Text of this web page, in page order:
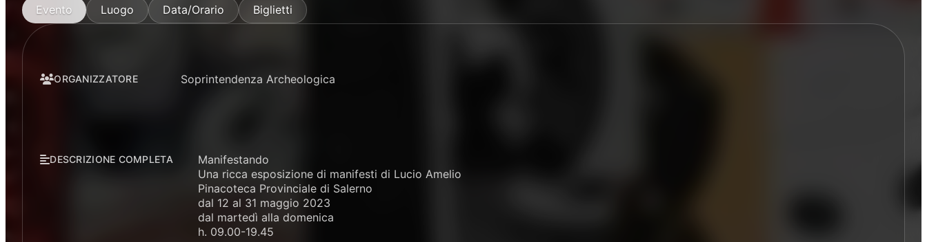
Evento Luogo Data/Orario Biglietti
ORGANIZZATORE Soprintendenza Archeologica
DESCRIZIONE COMPLETA
Manifestando
Una ricca esposizione di manifesti di Lucio Amelio
Pinacoteca Provinciale di Salerno
dal 12 al 31 maggio 2023
dal martedì alla domenica
h. 09.00-19.45